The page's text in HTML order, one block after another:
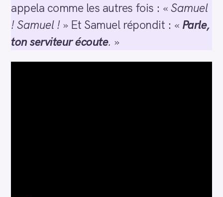
appela comme les autres fois : «Samuel
! Samuel ! » Et Samuel répondit : « Parle,
ton serviteur écoute. »